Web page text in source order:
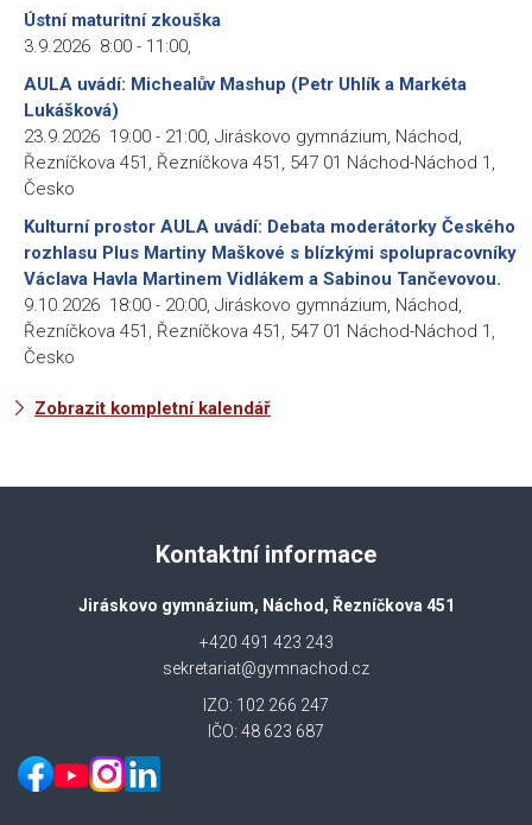
Ústní maturitní zkouška
3.9.2026 8:00 - 11:00,
AULA uvádí: Michealův Mashup (Petr Uhlík a Markéta
Lukášková)
23.9.2026 19:00 - 21:00, Jiráskovo gymnázium, Náchod,
Řezníčkova 451, Řezníčkova 451, 547 01 Náchod-Náchod 1,
Česko
Kulturní prostor AULA uvádí: Debata moderátorky Českého
rozhlasu Plus Martiny Maškové s blízkými spolupracovníky
Václava Havla Martinem Vidlákem a Sabinou Tančevovou.
9.10.2026 18:00 - 20:00, Jiráskovo gymnázium, Náchod,
Řezníčkova 451, Řezníčkova 451, 547 01 Náchod-Náchod 1,
Česko
Zobrazit kompletní kalendář
Kontaktní informace
Jiráskovo gymnázium, Náchod, Řezníčkova 451
+420 491 423 243
sekretariat@gymnachod.cz
IZO: 102 266 247
IČO: 48 623 687